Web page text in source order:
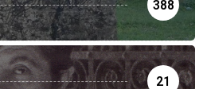
388
21